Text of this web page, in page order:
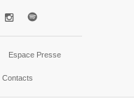
Espace Presse
Contacts